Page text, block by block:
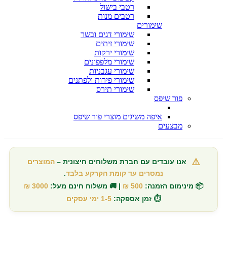
רטבי בישול
רטבים מנות
שימורים
שימורי דגים ובשר
שימורי זיתים
שימורי ירקות
שימורי מלפפונים
שימורי עגבניות
שימורי פירות ולפתנים
שימורי תירס
פור שיפס
איפה משיגים מוצרי פור שיפס
מבצעים
⚠️ אנו עובדים עם חברת משלוחים חיצונית –המוצרים
נמסרים עד קומת הקרקע בלבד.
📦 מינימום הזמנה: 500 ₪ | 🚚 משלוח חינם מעל: 3000 ₪
⏱️ זמן אספקה: 1-5 ימי עסקים